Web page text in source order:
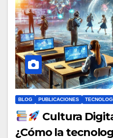
BLOG PUBLICACIONES
Cultura
¿Cómo la